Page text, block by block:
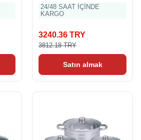
24/48 SAAT İÇİNDE
KARGO
3240.36 TRY
3812.18 TRY
Satın almak